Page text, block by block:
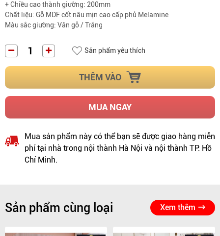
+ Chiều cao thành giường: 200mm
Chất liệu: Gỗ MDF cốt nâu mịn cao cấp phủ Melamine
Màu sắc giường: Vân gỗ / Trắng
Sản phẩm yêu thích
THÊM VÀO
MUA NGAY
Mua sản phẩm này có thể bạn sẽ được giao hàng miễn
phí tại nhà trong nội thành Hà Nội và nội thành TP. Hồ
Chí Minh.
Sản phẩm cùng loại Xem thêm